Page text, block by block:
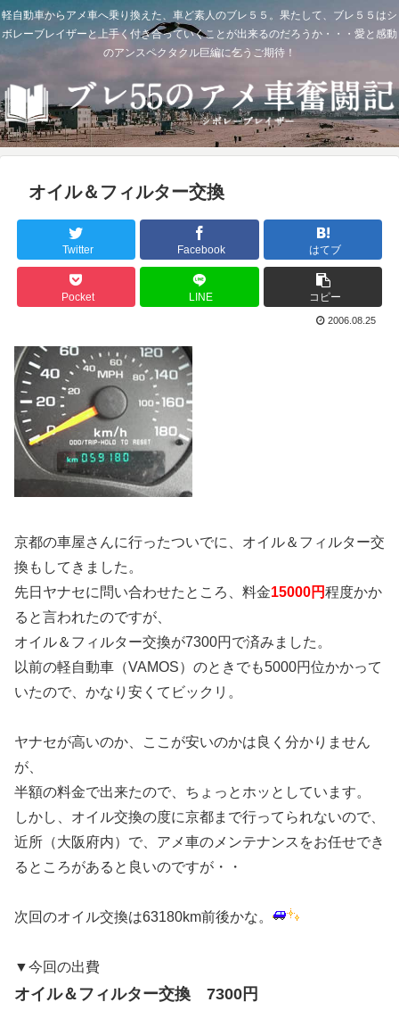
軽自動車からアメ車へ乗り換えた、車ど素人のブレ５５。果たして、ブレ５５はシ
ボレーブレイザーと上手く付き合っていくことが出来るのだろうか・・・愛と感動
のアンスペクタクル巨編に乞うご期待！
オイル＆フィルター交換
Twitter Facebook はてブ
Pocket LINE コピー
2006.08.25
京都の車屋さんに行ったついでに、オイル＆フィルター交
換もしてきました。
先日ヤナセに問い合わせたところ、料金15000円程度かか
ると言われたのですが、
オイル＆フィルター交換が7300円で済みました。
以前の軽自動車（VAMOS）のときでも5000円位かかって
いたので、かなり安くてビックリ。
ヤナセが高いのか、ここが安いのかは良く分かりません
が、
半額の料金で出来たので、ちょっとホッとしています。
しかし、オイル交換の度に京都まで行ってられないので、
近所（大阪府内）で、アメ車のメンテナンスをお任せでき
るところがあると良いのですが・・
次回のオイル交換は63180km前後かな。
▼今回の出費
オイル＆フィルター交換 7300円